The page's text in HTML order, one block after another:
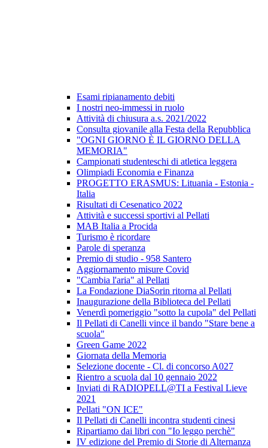
Esami ripianamento debiti
I nostri neo-immessi in ruolo
Attività di chiusura a.s. 2021/2022
Consulta giovanile alla Festa della Repubblica
"OGNI GIORNO È IL GIORNO DELLA
MEMORIA"
Campionati studenteschi di atletica leggera
Olimpiadi Economia e Finanza
PROGETTO ERASMUS: Lituania - Estonia -
Italia
Risultati di Cesenatico 2022
Attività e successi sportivi al Pellati
MAB Italia a Procida
Turismo è ricordare
Parole di speranza
Premio di studio - 958 Santero
Aggiornamento misure Covid
"Cambia l'aria" al Pellati
La Fondazione DiaSorin ritorna al Pellati
Inaugurazione della Biblioteca del Pellati
Venerdì pomeriggio "sotto la cupola" del Pellati
Il Pellati di Canelli vince il bando "Stare bene a
scuola"
Green Game 2022
Giornata della Memoria
Selezione docente - Cl. di concorso A027
Rientro a scuola dal 10 gennaio 2022
Inviati di RADIOPELL@TI a Festival Lieve
2021
Pellati "ON ICE"
Il Pellati di Canelli incontra studenti cinesi
Ripartiamo dai libri con "Io leggo perchè"
IV edizione del Premio di Storie di Alternanza